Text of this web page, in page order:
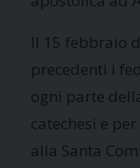
Il 15 febbraio
precedenti i
ogni parte
catechesi e
alla Santa